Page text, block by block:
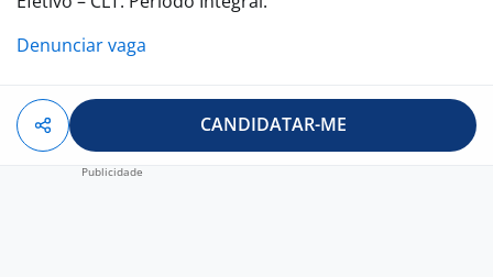
Denunciar vaga
CANDIDATAR-ME